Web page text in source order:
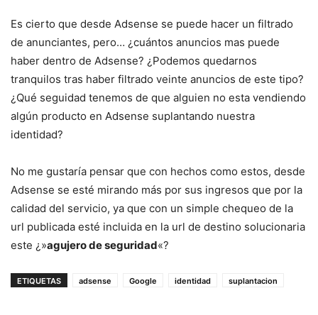
Es cierto que desde Adsense se puede hacer un filtrado
de anunciantes, pero… ¿cuántos anuncios mas puede
haber dentro de Adsense? ¿Podemos quedarnos
tranquilos tras haber filtrado veinte anuncios de este tipo?
¿Qué seguidad tenemos de que alguien no esta vendiendo
algún producto en Adsense suplantando nuestra
identidad?
No me gustaría pensar que con hechos como estos, desde
Adsense se esté mirando más por sus ingresos que por la
calidad del servicio, ya que con un simple chequeo de la
url publicada esté incluida en la url de destino solucionaria
este ¿»agujero de seguridad«?
ETIQUETAS adsense Google identidad suplantacion